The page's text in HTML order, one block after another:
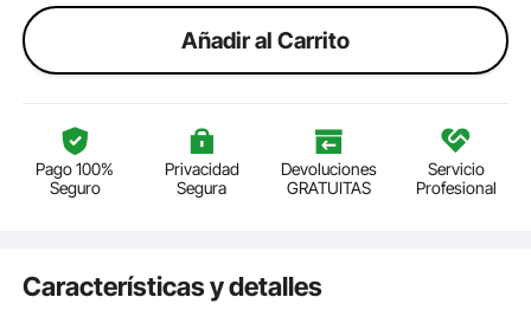
Añadir al Carrito
Pago 100%
Seguro
Privacidad
Segura
Devoluciones
GRATUITAS
Servicio
Profesional
Características y detalles